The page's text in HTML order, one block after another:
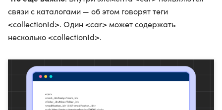
связи с каталогами — об этом говорят теги
<collectionId>. Один <car> может содержать
несколько <collectionId>.